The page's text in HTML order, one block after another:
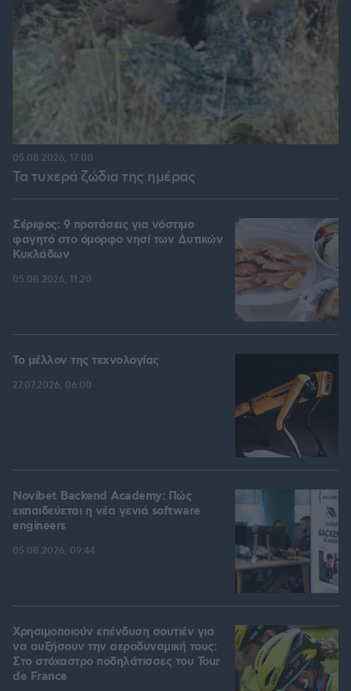
Τα τυχερά ζώδια της ημέρας
05.08.2026, 17:00
Σέριφος: 9 προτάσεις για νόστιμο
φαγητό στο όμορφο νησί των Δυτικών
Κυκλάδων
05.08.2026, 11:20
Το μέλλον της τεχνολογίας
27.07.2026, 06:00
Novibet Backend Academy: Πώς
εκπαιδεύεται η νέα γενιά software
engineers
05.08.2026, 09:44
Χρησιμοποιούν επένδυση σουτιέν για
να αυξήσουν την αεροδυναμική τους:
Στο στόχαστρο ποδηλάτισσες του Tour
de France